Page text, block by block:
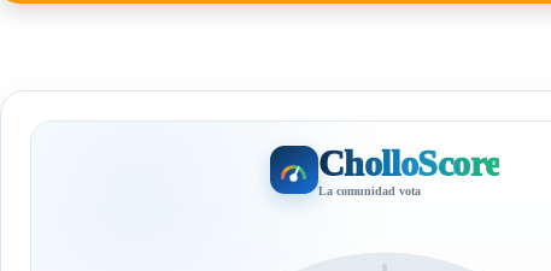
CholloScore
La comunidad vota